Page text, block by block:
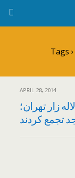
APRIL 28, 2014
زار تهران؛
تجمع کردند